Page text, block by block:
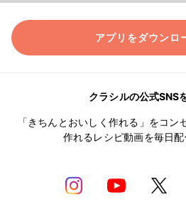
アプリをダウンロ
クラシルの公式SNS
「きちんとおいしく作れる」をコン
作れるレシピ動画を毎日配